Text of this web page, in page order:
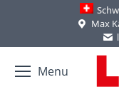
Max
Menu